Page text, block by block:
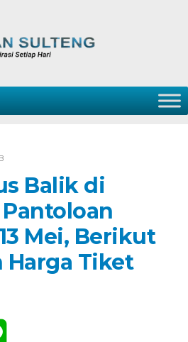
Balik di
Mei, Berikut
Harga Tiket